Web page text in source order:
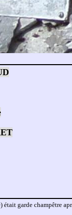
garde champêtre